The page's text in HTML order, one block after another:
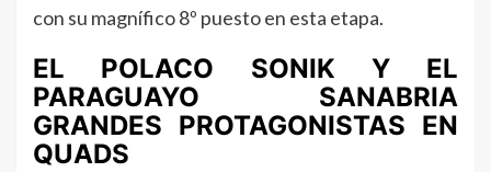
con su magnífico 8º puesto en esta etapa.
EL POLACO SONIK Y EL
PARAGUAYO SANABRIA
GRANDES PROTAGONISTAS EN
QUADS